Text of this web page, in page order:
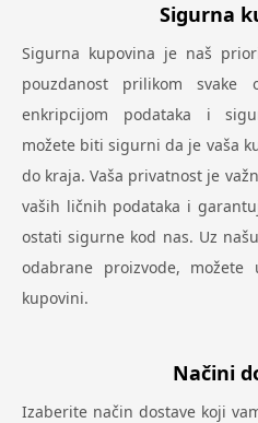
Sigurna
Sigurna kupovina je naš
pouzdanost prilikom svake
enkripcijom podataka i
možete biti sigurni da je vaša
do kraja. Vaša privatnost je
vaših ličnih podataka i
ostati sigurne kod nas. Uz
odabrane proizvode,
kupovini.
Načini
Izaberite način dostave koji